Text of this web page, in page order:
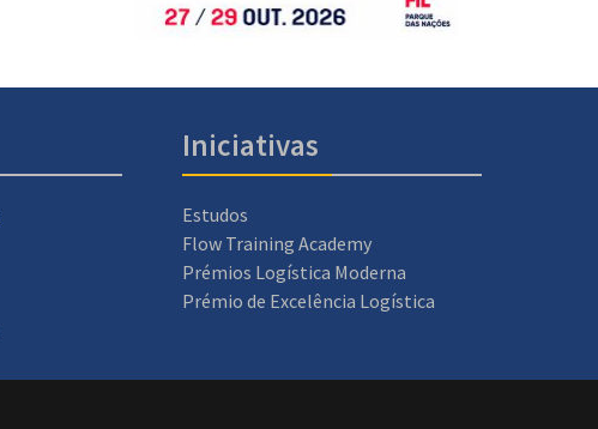
Iniciativas
Estudos
Flow Training Academy
Prémios Logística Moderna
Prémio de Excelência Logística